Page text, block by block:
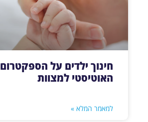
חינוך ילדים על הספקטרום
האוטיסטי למצוות
למאמר המלא »